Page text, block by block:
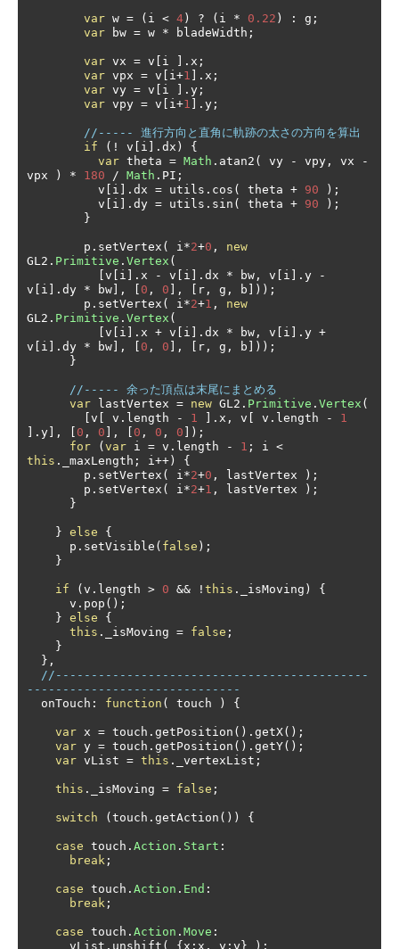
var w = ( i < 4 ) ? ( i * 0.22 ) : g ;
var bw = w * bladeWidth ;
var vx = v i ]. x ;
var vpx = v i+1 ]. x ;
var vy = v i ]. y ;
var vpy = v i+1 ]. y ;
//----- 進行方向と直角に軌跡の太さの方向を算出
if
(! v i ]. dx )
{
var theta = Math . atan2 ( vy - vpy , vx
-
vpx
) * 180 / Math . PI ;
          v
i ]. dx = utils . cos ( theta + 90
);
          v
i ]. dy = utils . sin ( theta + 90
);
}
        p
. setVertex ( i*2+0 ,
new
GL2 . Primitive . Vertex (
v i ]. x - v i ]. dx * bw , v i ]. y
-
v
i ]. dy * bw ], 0 , 0 ], r , g , b ]));
        p
. setVertex ( i*2+1 ,
new
GL2 . Primitive . Vertex (
v i ]. x + v i ]. dx * bw , v i ]. y +
v
i ]. dy * bw ], 0 , 0 ], r , g , b ]));
}
//----- 余った頂点は末尾にまとめる
var lastVertex = new GL2 . Primitive . Vertex (
v v . length - 1 ]. x , v v . length -
1
]. y ], 0 , 0 ], 0 , 0 , 0 ]);
for
( var i = v . length - 1 ; i <
this . _maxLength ; i++)
{
        p
. setVertex ( i*2+0 , lastVertex
);
        p
. setVertex ( i*2+1 , lastVertex
);
}
} else
{
      p
. setVisible ( false );
}
if ( v . length > 0 && ! this . _isMoving )
{
      v
. pop ();
} else
{
this . _isMoving = false ;
}
},
//--------------------------------------------
------------------------------
  onTouch
: function ( touch ) {
var x = touch . getPosition (). getX();
var y = touch . getPosition (). getY();
var vList = this . _vertexList ;
this . _isMoving = false ;
switch ( touch . getAction ()) {
case touch . Action . Start :
break ;
case touch . Action . End :
break ;
case touch . Action . Move :
      vList
. unshift ( { x : x , y : y } );